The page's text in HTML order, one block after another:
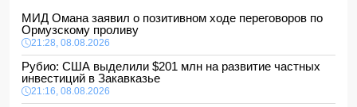
МИД Омана заявил о позитивном ходе переговоров по
Ормузскому проливу
21:28, 08.08.2026
Рубио: США выделили $201 млн на развитие частных
инвестиций в Закавказье
21:16, 08.08.2026